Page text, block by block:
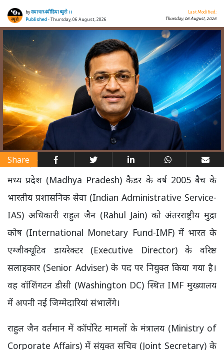
byसमाचार4मीडिया ब्यूरो ।।
Published- Thursday, 06 August, 2026
Last Modified:
Thursday, 06 August, 2026
Share
मध्य प्रदेश (Madhya Pradesh) कैडर के वर्ष 2005 बैच के
भारतीय प्रशासनिक सेवा (Indian Administrative Service-
IAS) अधिकारी राहुल जैन (Rahul Jain) को अंतरराष्ट्रीय मुद्रा
कोष (International Monetary Fund-IMF) में भारत के
एग्जीक्यूटिव डायरेक्टर (Executive Director) के वरिष्ठ
सलाहकार (Senior Adviser) के पद पर नियुक्त किया गया है।
वह वॉशिंगटन डीसी (Washington DC) स्थित IMF मुख्यालय
में अपनी नई जिम्मेदारियां संभालेंगे।
राहुल जैन वर्तमान में कॉर्पोरेट मामलों के मंत्रालय (Ministry of
Corporate Affairs) में संयुक्त सचिव (Joint Secretary) के